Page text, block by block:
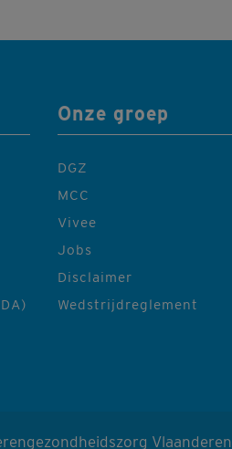
Onze groep
DGZ
MCC
Vivee
Jobs
Disclaimer
Wedstrijdreglement
Vlaanderen